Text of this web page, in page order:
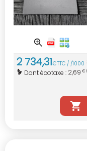
2 734,31€TTC / /1000
Dont écotaxe : 2,69 €